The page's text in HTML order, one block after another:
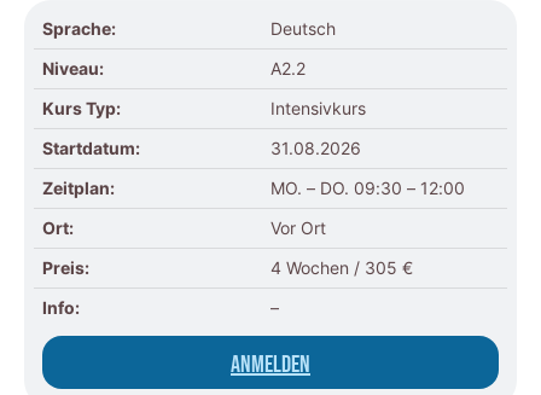
Sprache:
Deutsch
Niveau:
A2.2
Kurs Typ:
Intensivkurs
Startdatum:
31.08.2026
Zeitplan:
MO. – DO. 09:30 – 12:00
Ort:
Vor Ort
Preis:
4 Wochen / 305 €
Info:
–
Anmelden